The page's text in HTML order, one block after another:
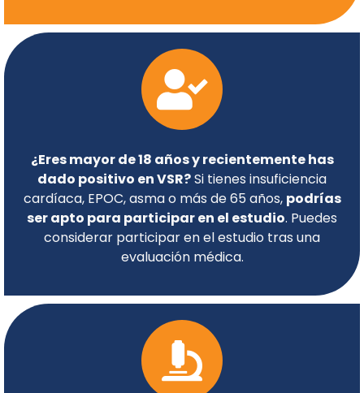
¿Eres mayor de 18 años y recientemente has
dado positivo en VSR?Si tienes insuficiencia
cardíaca, EPOC, asma o más de 65 años, podrías
ser apto para participar en el estudio. Puedes
considerar participar en el estudio tras una
evaluación médica.